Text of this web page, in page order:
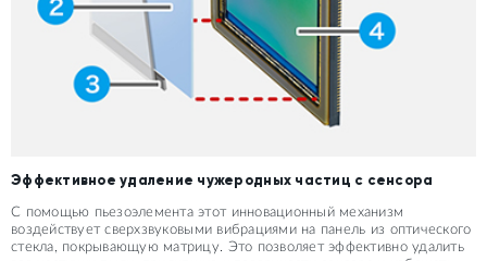
Эффективное удаление чужеродных частиц с сенсора
С помощью пьезоэлемента этот инновационный механизм
воздействует сверхзвуковыми вибрациями на панель из оптического
стекла, покрывающую матрицу. Это позволяет эффективно удалить